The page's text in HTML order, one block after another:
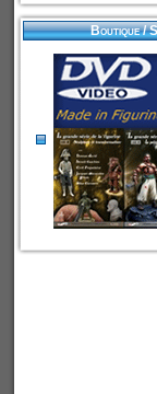
Boutique /